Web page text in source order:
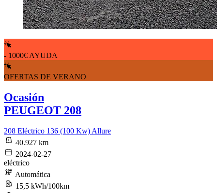
- 1000€ AYUDA
OFERTAS DE VERANO
Ocasión
PEUGEOT 208
208 Eléctrico 136 (100 Kw) Allure
40.927 km
2024-02-27
eléctrico
Automática
15,5 kWh/100km